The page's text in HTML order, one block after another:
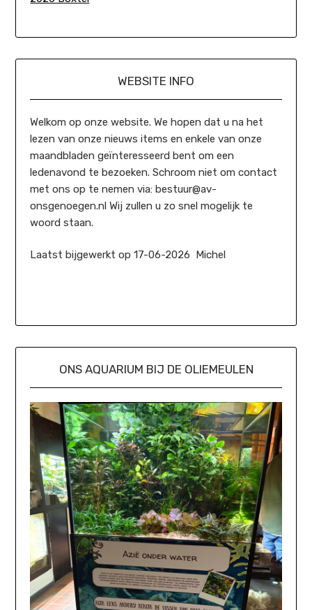
WEBSITE INFO
Welkom op onze website. We hopen dat u na het
lezen van onze nieuws items en enkele van onze
maandbladen geïnteresseerd bent om een
ledenavond te bezoeken. Schroom niet om contact
met ons op te nemen via: bestuur@av-
onsgenoegen.nl Wij zullen u zo snel mogelijk te
woord staan.
Laatst bijgewerkt op 17-06-2026 Michel
ONS AQUARIUM BIJ DE OLIEMEULEN